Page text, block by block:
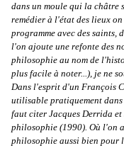
dans un moule qui la châtre
remédier à l'état des lieux
programme avec des saints,
l'on ajoute une refonte des
philosophie au nom de
plus facile à noter...), je ne
Dans l'esprit d'un François
utilisable pratiquement
faut citer Jacques Derrida
philosophie (1990). Où l'on
philosophie aussi bien pour